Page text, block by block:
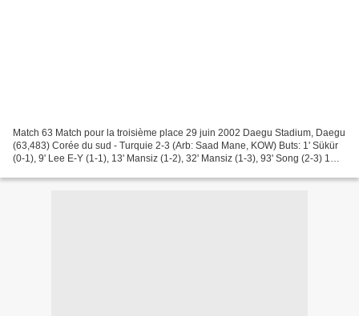
Match 63 Match pour la troisième place 29 juin 2002 Daegu Stadium, Daegu
(63,483) Corée du sud - Turquie 2-3 (Arb: Saad Mane, KOW) Buts: 1' Sükür
(0-1), 9' Lee E-Y (1-1), 13' Mansiz (1-2), 32' Mansiz (1-3), 93' Song (2-3) 1